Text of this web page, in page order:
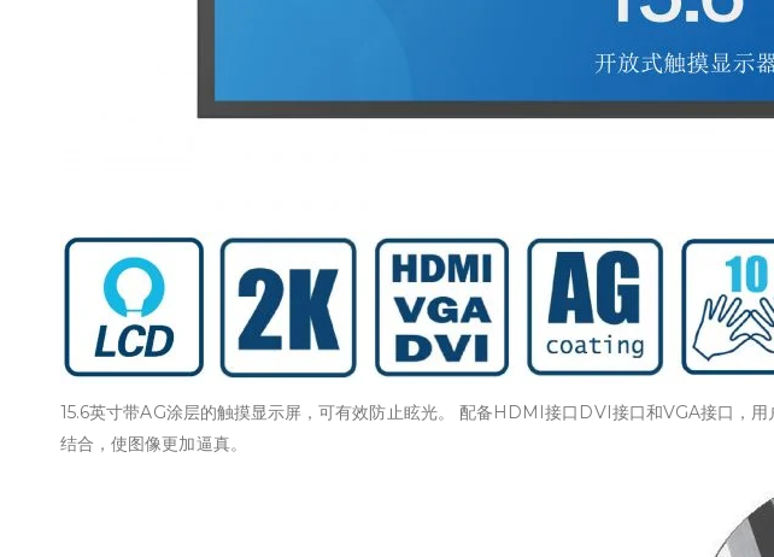
15.6英寸带AG涂层的触摸显示屏，可有效防止眩光。 配备HDMI接口DVI接口和VGA接口，
结合，使图像更加逼真。